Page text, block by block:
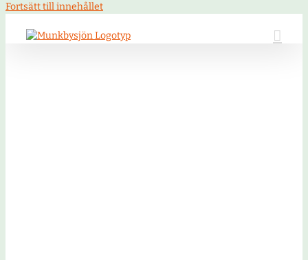
Fortsätt till innehållet